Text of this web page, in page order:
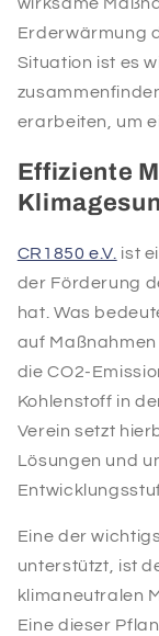
Erderwärmung
Situation ist es
erarbeiten, um
Effiziente
CR1850 e.V. ist
der Förderung
hat. Was
auf
die CO2-
Kohlenstoff in
Verein setzt
Lösungen und
Eine der
unterstützt, ist
klimaneutralen
Eine dieser